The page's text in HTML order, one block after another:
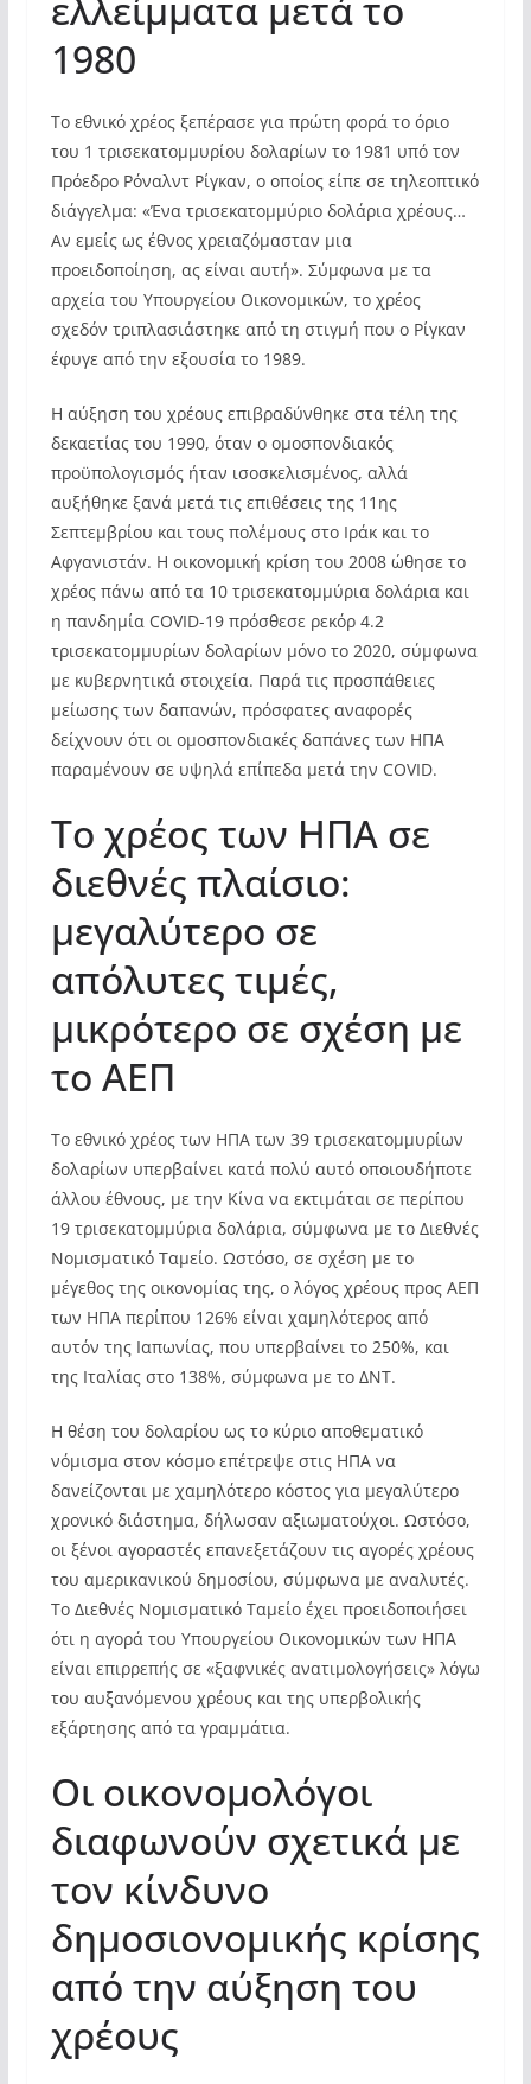
1980
Το εθνικό χρέος ξεπέρασε για πρώτη φορά το όριο
του 1 τρισεκατομμυρίου δολαρίων το 1981 υπό τον
Πρόεδρο Ρόναλντ Ρίγκαν, ο οποίος είπε σε τηλεοπτικό
διάγγελμα: «Ένα τρισεκατομμύριο δολάρια χρέους…
Αν εμείς ως έθνος χρειαζόμασταν μια
προειδοποίηση, ας είναι αυτή». Σύμφωνα με τα
αρχεία του Υπουργείου Οικονομικών, το χρέος
σχεδόν τριπλασιάστηκε από τη στιγμή που ο Ρίγκαν
έφυγε από την εξουσία το 1989.
Η αύξηση του χρέους επιβραδύνθηκε στα τέλη της
δεκαετίας του 1990, όταν ο ομοσπονδιακός
προϋπολογισμός ήταν ισοσκελισμένος, αλλά
αυξήθηκε ξανά μετά τις επιθέσεις της 11ης
Σεπτεμβρίου και τους πολέμους στο Ιράκ και το
Αφγανιστάν. Η οικονομική κρίση του 2008 ώθησε το
χρέος πάνω από τα 10 τρισεκατομμύρια δολάρια και
η πανδημία COVID-19 πρόσθεσε ρεκόρ 4.2
τρισεκατομμυρίων δολαρίων μόνο το 2020, σύμφωνα
με κυβερνητικά στοιχεία. Παρά τις προσπάθειες
μείωσης των δαπανών, πρόσφατες αναφορές
δείχνουν ότι οι ομοσπονδιακές δαπάνες των ΗΠΑ
παραμένουν σε υψηλά επίπεδα μετά την COVID.
Το χρέος των ΗΠΑ σε
διεθνές πλαίσιο:
μεγαλύτερο σε
απόλυτες τιμές,
μικρότερο σε σχέση με
το ΑΕΠ
Το εθνικό χρέος των ΗΠΑ των 39 τρισεκατομμυρίων
δολαρίων υπερβαίνει κατά πολύ αυτό οποιουδήποτε
άλλου έθνους, με την Κίνα να εκτιμάται σε περίπου
19 τρισεκατομμύρια δολάρια, σύμφωνα με το Διεθνές
Νομισματικό Ταμείο. Ωστόσο, σε σχέση με το
μέγεθος της οικονομίας της, ο λόγος χρέους προς ΑΕΠ
των ΗΠΑ περίπου 126% είναι χαμηλότερος από
αυτόν της Ιαπωνίας, που υπερβαίνει το 250%, και
της Ιταλίας στο 138%, σύμφωνα με το ΔΝΤ.
Η θέση του δολαρίου ως το κύριο αποθεματικό
νόμισμα στον κόσμο επέτρεψε στις ΗΠΑ να
δανείζονται με χαμηλότερο κόστος για μεγαλύτερο
χρονικό διάστημα, δήλωσαν αξιωματούχοι. Ωστόσο,
οι ξένοι αγοραστές επανεξετάζουν τις αγορές χρέους
του αμερικανικού δημοσίου, σύμφωνα με αναλυτές.
Το Διεθνές Νομισματικό Ταμείο έχει προειδοποιήσει
ότι η αγορά του Υπουργείου Οικονομικών των ΗΠΑ
είναι επιρρεπής σε «ξαφνικές ανατιμολογήσεις» λόγω
του αυξανόμενου χρέους και της υπερβολικής
εξάρτησης από τα γραμμάτια.
Οι οικονομολόγοι
διαφωνούν σχετικά με
τον κίνδυνο
δημοσιονομικής κρίσης
από την αύξηση του
χρέους